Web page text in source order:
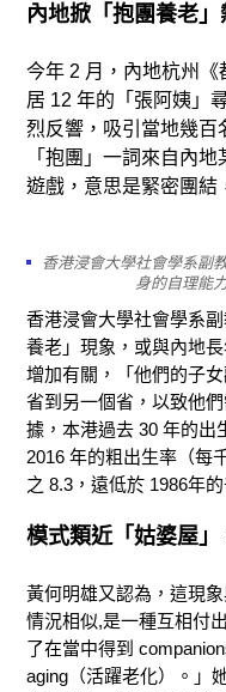
內地掀「抱團養老
今年 2 月，內地杭州
居 12 年的「張阿姨」
烈反響，吸引當地幾百
「抱團」一詞來自內
遊戲，意思是緊密團結
香港浸會大學社會學系副
身的自理能
香港浸會大學社會學系
養老」現象，或與內地
增加有關，「他們的子
省到另一個省，以致他
據，本港過去 30 年的出
2016 年的粗出生率（每
之 8.3，遠低於 1986年的
模式類近「姑婆屋
黃何明雄又認為，這現
情況相似,是一種互相付
了在當中得到
aging（活躍老化）。」